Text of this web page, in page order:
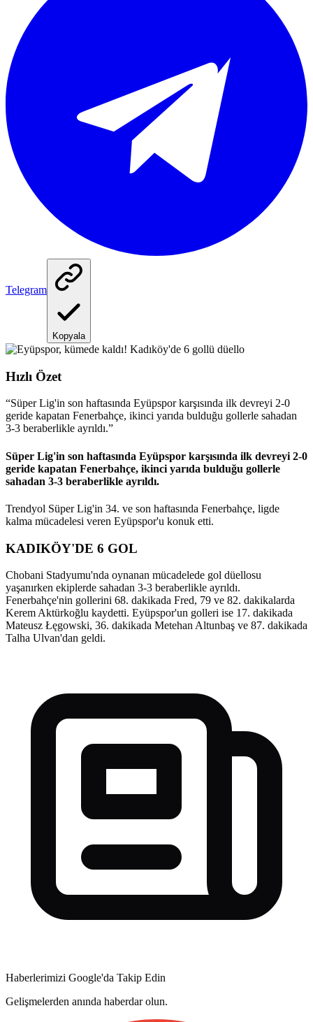
Telegram
Kopyala
Hızlı Özet
“Süper Lig'in son haftasında Eyüpspor karşısında ilk devreyi 2-0
geride kapatan Fenerbahçe, ikinci yarıda bulduğu gollerle sahadan
3-3 beraberlikle ayrıldı.”
Süper Lig'in son haftasında Eyüpspor karşısında ilk devreyi 2-0
geride kapatan Fenerbahçe, ikinci yarıda bulduğu gollerle
sahadan 3-3 beraberlikle ayrıldı.
Trendyol Süper Lig'in 34. ve son haftasında Fenerbahçe, ligde
kalma mücadelesi veren Eyüpspor'u konuk etti.
KADIKÖY'DE 6 GOL
Chobani Stadyumu'nda oynanan mücadelede gol düellosu
yaşanırken ekiplerde sahadan 3-3 beraberlikle ayrıldı.
Fenerbahçe'nin gollerini 68. dakikada Fred, 79 ve 82. dakikalarda
Kerem Aktürkoğlu kaydetti. Eyüpspor'un golleri ise 17. dakikada
Mateusz Łęgowski, 36. dakikada Metehan Altunbaş ve 87. dakikada
Talha Ulvan'dan geldi.
Haberlerimizi Google'da Takip Edin
Gelişmelerden anında haberdar olun.